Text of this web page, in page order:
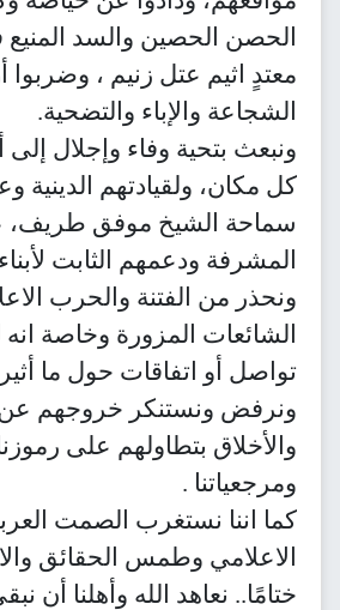
الحصن الحصين والسد
معتدٍ اثيم عتل زنيم ، وضربوا
الشجاعة والإباء والتضحية.
ونبعث بتحية وفاء وإجلال إلى
كل مكان، ولقيادتهم الدينية
سماحة الشيخ موفق طريف،
المشرفة ودعمهم الثابت
ونحذر من الفتنة والحرب
الشائعات المزورة وخاصة
تواصل أو اتفاقات حول ما أثير
ونرفض ونستنكر خروجهم عن
والأخلاق بتطاولهم على رموزنا
ومرجعياتنا .
كما اننا نستغرب الصمت
الاعلامي وطمس الحقائق
ختامًا.. نعاهد الله وأهلنا أن